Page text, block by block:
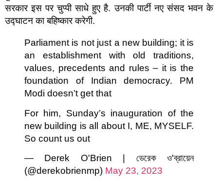
सरकार इस पर चुप्पी साधे हुए है. उनकी पार्टी नए संसद भवन के
उद्घाटन का बहिष्कार करेगी.
Parliament is not just a new building; it is
an establishment with old traditions,
values, precedents and rules – it is the
foundation of Indian democracy. PM
Modi doesn’t get that
For him, Sunday’s inauguration of the
new building is all about I, ME, MYSELF.
So count us out
— Derek O'Brien | ডেরেক ও'ব্রায়েন
(@derekobrienmp) May 23, 2023